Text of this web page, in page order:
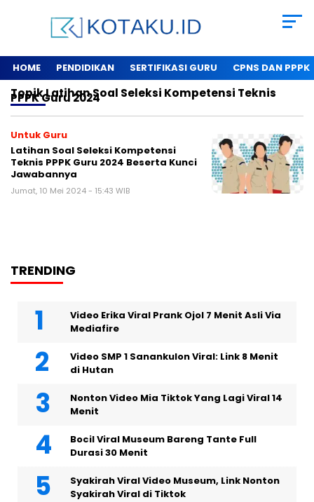
HOME PENDIDIKAN SERTIFIKASI GURU CPNS DAN PPPK
TopikLatihan Soal Seleksi Kompetensi Teknis
PPPK Guru 2024
Untuk Guru
Latihan Soal Seleksi Kompetensi
Teknis PPPK Guru 2024 Beserta Kunci
Jawabannya
Jumat, 10 Mei 2024 - 15:43 WIB
TRENDING
Video Erika Viral Prank Ojol 7 Menit Asli Via
Mediafire
Video SMP 1 Sanankulon Viral: Link 8 Menit
di Hutan
Nonton Video Mia Tiktok Yang Lagi Viral 14
Menit
Bocil Viral Museum Bareng Tante Full
Durasi 30 Menit
Syakirah Viral Video Museum, Link Nonton
Syakirah Viral di Tiktok